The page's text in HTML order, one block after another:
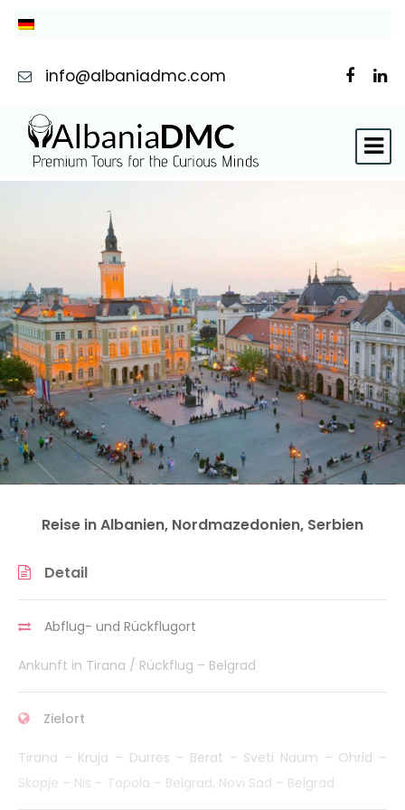
info@albaniadmc.com
Reise in Albanien, Nordmazedonien, Serbien
Detail
Abflug- und Rückflugort
Ankunft in Tirana / Rückflug – Belgrad
Zielort
Tirana – Kruja – Durres – Berat – Sveti Naum – Ohrid –
Skopje – Nis – Topola – Belgrad, Novi Sad – Belgrad